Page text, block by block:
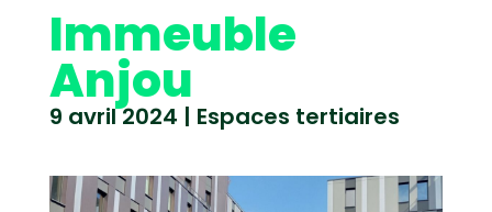
Immeuble
Anjou
9 avril 2024 | Espaces tertiaires